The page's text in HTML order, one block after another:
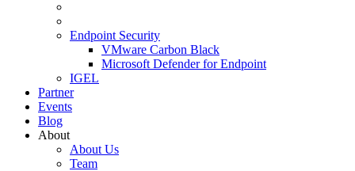
Endpoint Security
VMware Carbon Black
Microsoft Defender for Endpoint
IGEL
Partner
Events
Blog
About
About Us
Team